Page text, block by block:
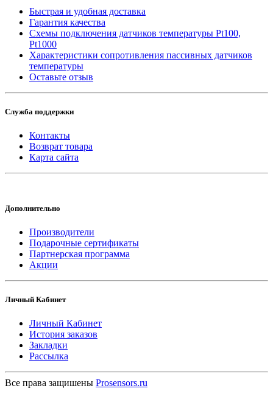
Быстрая и удобная доставка
Гарантия качества
Схемы подключения датчиков температуры Pt100,
Pt1000
Характеристики сопротивления пассивных датчиков
температуры
Оставьте отзыв
Служба поддержки
Контакты
Возврат товара
Карта сайта
Дополнительно
Производители
Подарочные сертификаты
Партнерская программа
Акции
Личный Кабинет
Личный Кабинет
История заказов
Закладки
Рассылка
Все права защишены Prosensors.ru